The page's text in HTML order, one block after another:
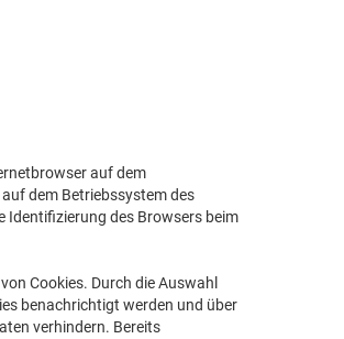
auf dem
dem Betriebssystem des
Identifizierung des Browsers beim
Cookies. Durch die Auswahl
benachrichtigt werden und über
verhindern. Bereits